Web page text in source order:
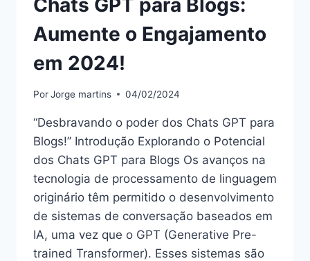
Chats GPT para Blogs:
Aumente o Engajamento
em 2024!
PorJorge martins 04/02/2024
“Desbravando o poder dos Chats GPT para
Blogs!” Introdução Explorando o Potencial
dos Chats GPT para Blogs Os avanços na
tecnologia de processamento de linguagem
originário têm permitido o desenvolvimento
de sistemas de conversação baseados em
IA, uma vez que o GPT (Generative Pre-
trained Transformer). Esses sistemas são